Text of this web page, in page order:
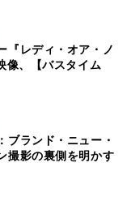
『レディ・オア・ノ
像、【バスタイム
ブランド・ニュー・
撮影の裏側を明かす